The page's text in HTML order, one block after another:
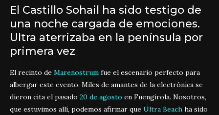
El Castillo Sohail ha sido testigo de
una noche cargada de emociones.
Ultra aterrizaba en la península por
primera vez
El recinto de Marenostrum fue el escenario perfecto para
albergar este evento. Miles de amantes de la electrónica se
dieron cita el pasado 20 de agosto en Fuengirola. Nosotros,
que estuvimos allí, podemos afirmar que Ultra Beach ha sido